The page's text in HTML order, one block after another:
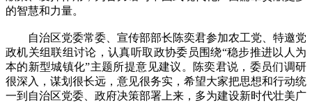
的智慧和力量。
自治区党委常委、宣传部部长陈奕君参加农工党、特邀党
政机关组联组讨论，认真听取政协委员围绕“稳步推进以人为
本的新型城镇化”主题所提意见建议。陈奕君说，委员们调研
很深入，谋划很长远，意见很务实，希望大家把思想和行动统
一到自治区党委、政府决策部署上来，多为建设新时代壮美广